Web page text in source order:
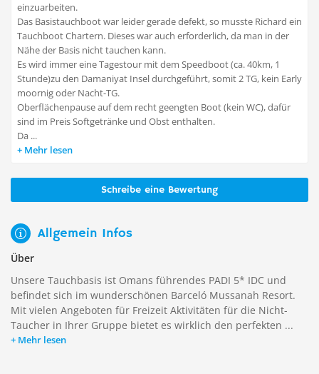
einzuarbeiten.
Das Basistauchboot war leider gerade defekt, so musste Richard ein
Tauchboot Chartern. Dieses war auch erforderlich, da man in der
Nähe der Basis nicht tauchen kann.
Es wird immer eine Tagestour mit dem Speedboot (ca. 40km, 1
Stunde)zu den Damaniyat Insel durchgeführt, somit 2 TG, kein Early
moornig oder Nacht-TG.
Oberflächenpause auf dem recht geengten Boot (kein WC), dafür
sind im Preis Softgetränke und Obst enthalten.
Da ...
Mehr lesen
Schreibe eine Bewertung
Allgemein Infos
Über
Unsere Tauchbasis ist Omans führendes PADI 5* IDC und
befindet sich im wunderschönen Barceló Mussanah Resort.
Mit vielen Angeboten für Freizeit Aktivitäten für die Nicht-
Taucher in Ihrer Gruppe bietet es wirklich den perfekten ...
Mehr lesen